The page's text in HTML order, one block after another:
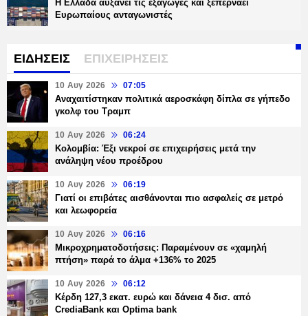
Η Ελλάδα αυξάνει τις εξαγωγές και ξεπερνάει
Ευρωπαίους ανταγωνιστές
ΕΙΔΗΣΕΙΣ ΕΠΙΧΕΙΡΗΣΕΙΣ
10 Αυγ 2026 07:05
Αναχαιτίστηκαν πολιτικά αεροσκάφη δίπλα σε γήπεδο
γκολφ του Τραμπ
10 Αυγ 2026 06:24
Κολομβία: Έξι νεκροί σε επιχειρήσεις μετά την
ανάληψη νέου προέδρου
10 Αυγ 2026 06:19
Γιατί οι επιβάτες αισθάνονται πιο ασφαλείς σε μετρό
και λεωφορεία
10 Αυγ 2026 06:16
Μικροχρηματοδοτήσεις: Παραμένουν σε «χαμηλή
πτήση» παρά το άλμα +136% το 2025
10 Αυγ 2026 06:12
Κέρδη 127,3 εκατ. ευρώ και δάνεια 4 δισ. από
CrediaBank και Optima bank